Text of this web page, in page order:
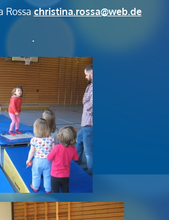
Rossachristina.rossa@web.de
.